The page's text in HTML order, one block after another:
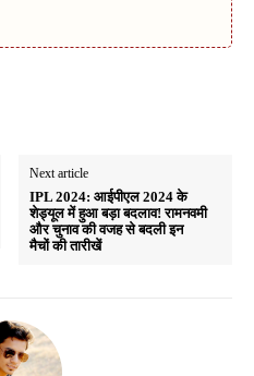
Next article
IPL 2024: आईपीएल 2024 के
शेड्यूल में हुआ बड़ा बदलाव! रामनवमी
और चुनाव की वजह से बदली इन
मैचों की तारीखें